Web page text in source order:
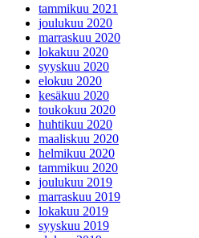
tammikuu 2021
joulukuu 2020
marraskuu 2020
lokakuu 2020
syyskuu 2020
elokuu 2020
kesäkuu 2020
toukokuu 2020
huhtikuu 2020
maaliskuu 2020
helmikuu 2020
tammikuu 2020
joulukuu 2019
marraskuu 2019
lokakuu 2019
syyskuu 2019